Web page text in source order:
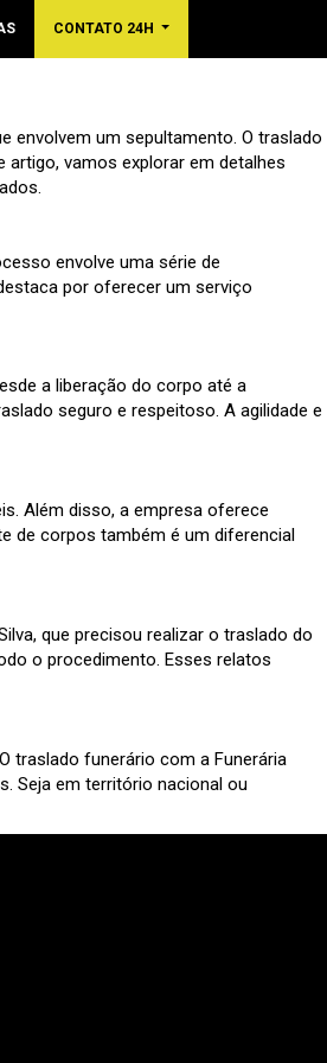
CONTATO 24H
envolvem um sepultamento. O traslado
vamos explorar em detalhes
envolve uma série de
por oferecer um serviço
a liberação do corpo até a
seguro e respeitoso. A agilidade e
Além disso, a empresa oferece
de corpos também é um diferencial
que precisou realizar o traslado do
o procedimento. Esses relatos
traslado funerário com a Funerária
Seja em território nacional ou